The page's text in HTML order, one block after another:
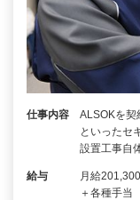
仕事内容
ALSOKを契
といったセ
設置工事自
給与
月給
＋各種手